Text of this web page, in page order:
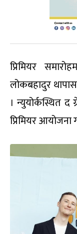
प्रिमियर
लोकबहादुर
। न्युयोर्कस्थित
प्रिमियर आयोजना